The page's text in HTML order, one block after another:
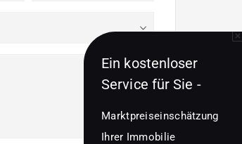
Ein kostenloser
Service für Sie -
Marktpreiseinschätzung
Ihrer Immobilie